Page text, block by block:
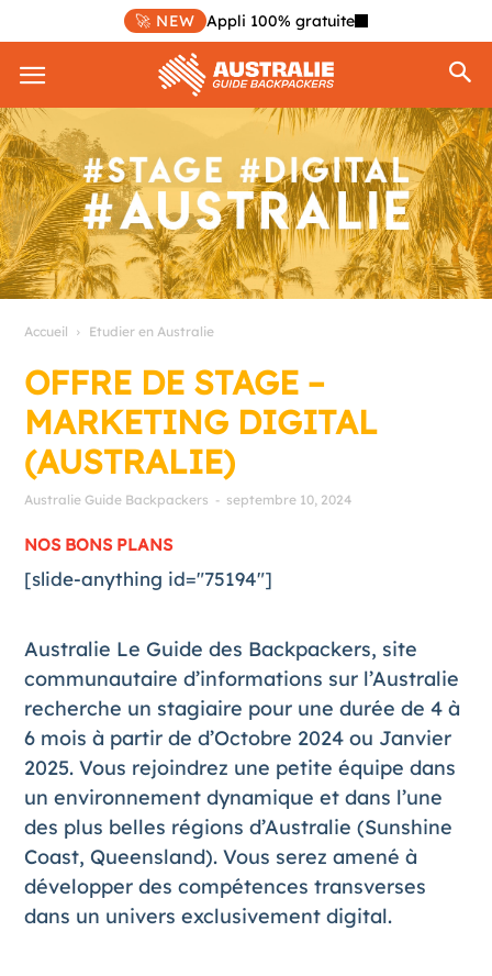
🚀 NEW Appli 100% gratuite
Accueil Etudier en Australie
OFFRE DE STAGE –
MARKETING DIGITAL
(AUSTRALIE)
Australie Guide Backpackers - septembre 10, 2024
NOS BONS PLANS
[slide-anything id="75194"]
Australie Le Guide des Backpackers, site
communautaire d’informations sur l’Australie
recherche un stagiaire pour une durée de 4 à
6 mois à partir de d’Octobre 2024 ou Janvier
2025. Vous rejoindrez une petite équipe dans
un environnement dynamique et dans l’une
des plus belles régions d’Australie (Sunshine
Coast, Queensland). Vous serez amené à
développer des compétences transverses
dans un univers exclusivement digital.